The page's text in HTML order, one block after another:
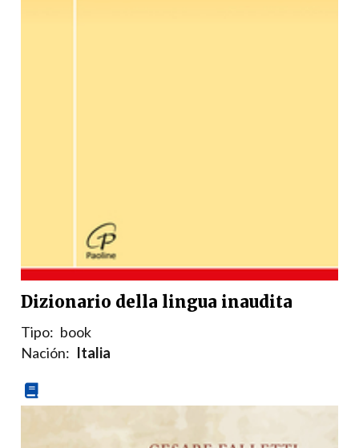
Dizionario della lingua inaudita
Tipo: book
Nación: Italia